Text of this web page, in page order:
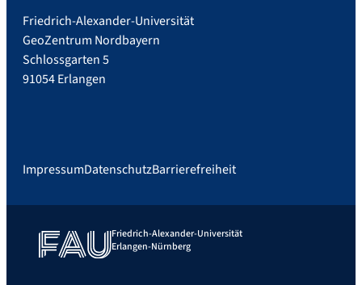
Friedrich-Alexander-Universität
GeoZentrum Nordbayern
Schlossgarten 5
91054 Erlangen
ImpressumDatenschutzBarrierefreiheit
Friedrich-Alexander-Universität
Erlangen-Nürnberg